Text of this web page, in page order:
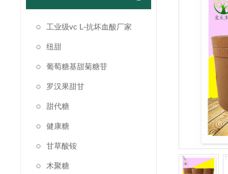
工业级vc L-抗坏血酸厂家
纽甜
葡萄糖基甜菊糖苷
罗汉果甜甘
甜代糖
健康糖
甘草酸铵
木聚糖